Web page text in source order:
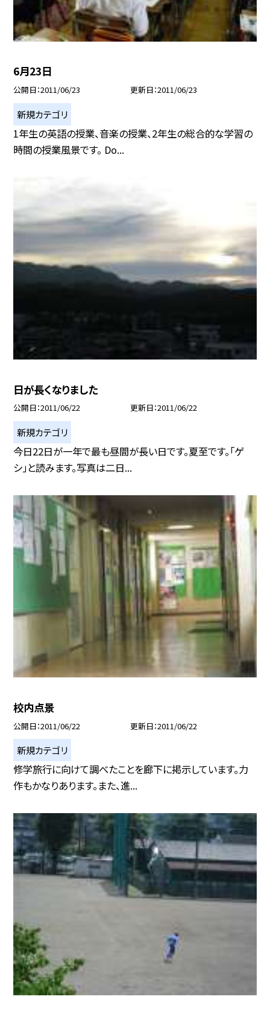
6月23日
公開日 2011/06/23 更新日 2011/06/23
新規カテゴリ
1年生の英語の授業、音楽の授業、2年生の総合的な学習の
時間の授業風景です。 Do...
日が長くなりました
公開日 2011/06/22 更新日 2011/06/22
新規カテゴリ
今日22日が一年で最も昼間が長い日です。夏至です。「ゲ
シ」と読みます。写真は二日...
校内点景
公開日 2011/06/22 更新日 2011/06/22
新規カテゴリ
修学旅行に向けて調べたことを廊下に掲示しています。力
作もかなりあります。また、進...